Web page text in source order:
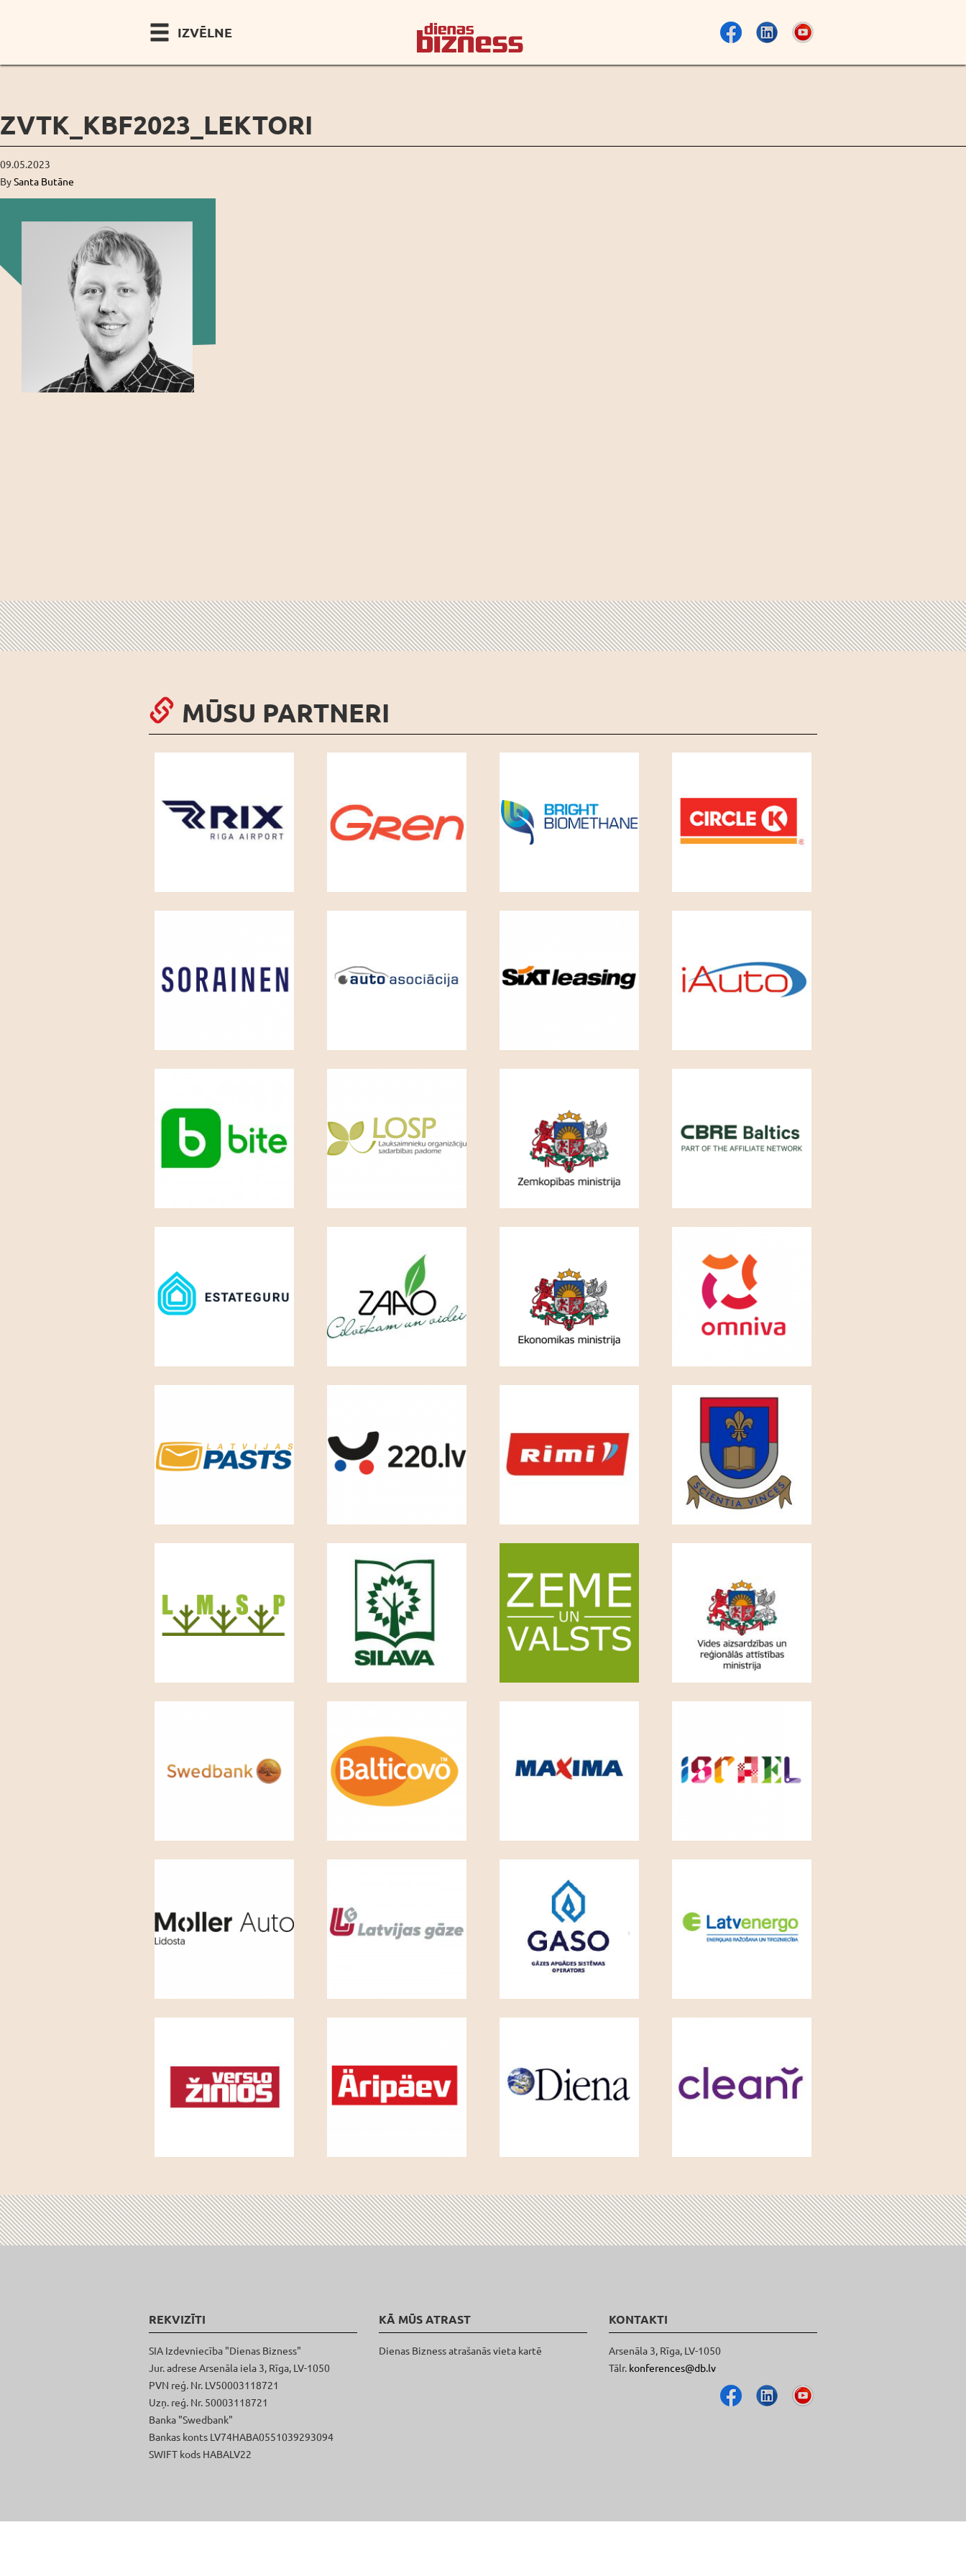
IZVĒLNE
ZVTK_KBF2023_LEKTORI
09.05.2023
BySanta Butāne
MŪSU PARTNERI
REKVIZĪTI
SIA Izdevniecība "Dienas Bizness"
Jur. adrese Arsenāla iela 3, Rīga, LV-1050
PVN reģ. Nr. LV50003118721
Uzņ. reģ. Nr. 50003118721
Banka "Swedbank"
Bankas konts LV74HABA0551039293094
SWIFT kods HABALV22
KĀ MŪS ATRAST
Dienas Bizness atrašanās vieta kartē
KONTAKTI
Arsenāla 3, Rīga, LV-1050
Tālr. konferences@db.lv